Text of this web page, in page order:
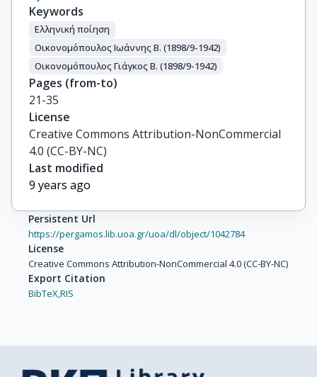
Keywords
Ελληνική ποίηση
Οικονομόπουλος Ιωάννης Β. (1898/9-1942)
Οικονομόπουλος Γιάγκος Β. (1898/9-1942)
Pages (from-to)
21-35
License
Creative Commons Attribution-NonCommercial
4.0 (CC-BY-NC)
Last modified
9 years ago
Persistent Url
https://pergamos.lib.uoa.gr/uoa/dl/object/1042784
License
Creative Commons Attribution-NonCommercial 4.0 (CC-BY-NC)
Export Citation
BibTeX,RIS